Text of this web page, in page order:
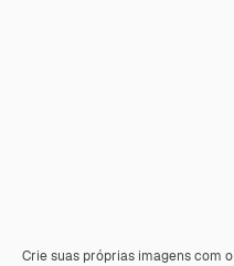
Crie suas próprias imagens com o